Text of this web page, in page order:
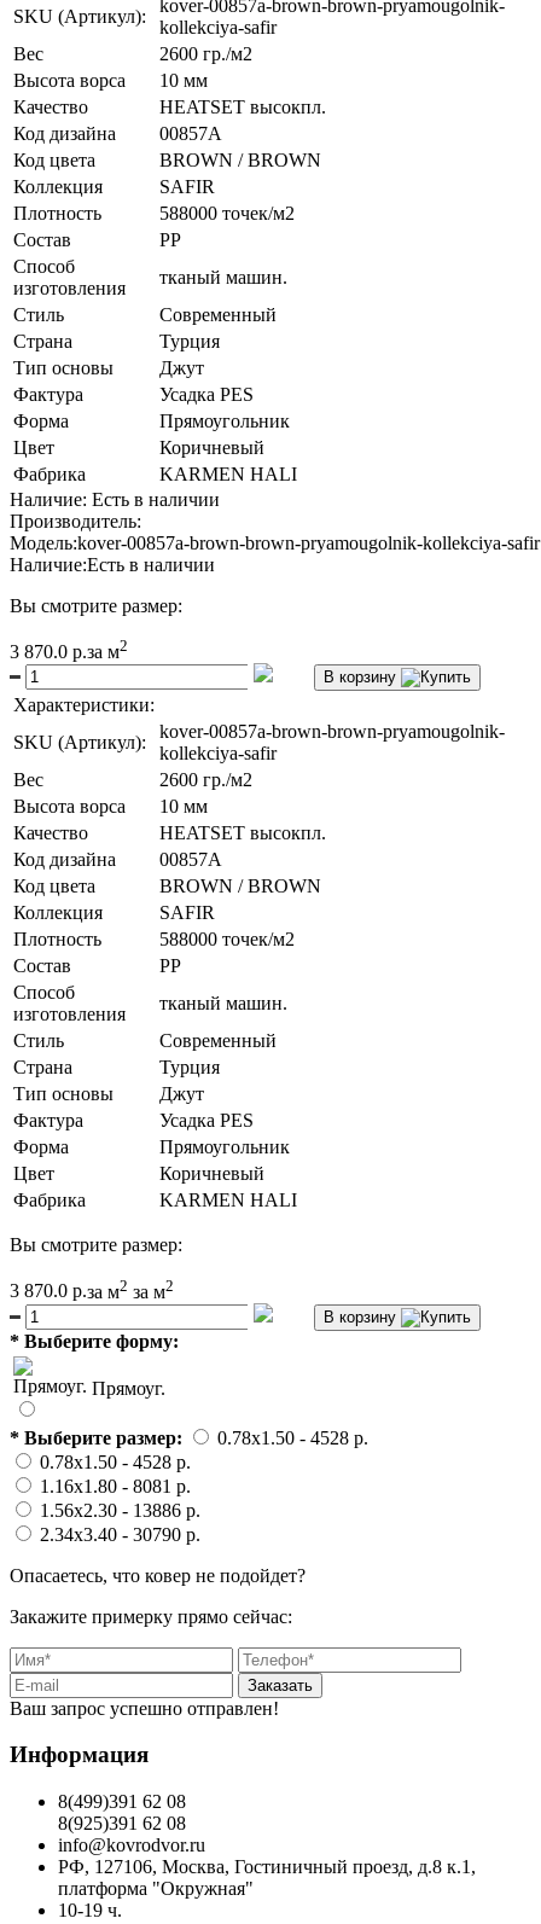
SKU (Артикул):
kover-00857a-brown-brown-pryamougolnik-
kollekciya-safir
Вес
2600 гр./м2
Высота ворса
10 мм
Качество
HEATSET высокпл.
Код дизайна
00857A
Код цвета
BROWN / BROWN
Коллекция
SAFIR
Плотность
588000 точек/м2
Состав
PP
Способ
изготовления
тканый машин.
Стиль
Современный
Страна
Турция
Тип основы
Джут
Фактура
Усадка PES
Форма
Прямоугольник
Цвет
Коричневый
Фабрика
KARMEN HALI
Наличие: Есть в наличии
Производитель:
Модель:kover-00857a-brown-brown-pryamougolnik-kollekciya-safir
Наличие:Есть в наличии
Вы смотрите размер:
3 870.0 р.за м2
В корзину
Характеристики:
SKU (Артикул):
kover-00857a-brown-brown-pryamougolnik-
kollekciya-safir
Вес
2600 гр./м2
Высота ворса
10 мм
Качество
HEATSET высокпл.
Код дизайна
00857A
Код цвета
BROWN / BROWN
Коллекция
SAFIR
Плотность
588000 точек/м2
Состав
PP
Способ
изготовления
тканый машин.
Стиль
Современный
Страна
Турция
Тип основы
Джут
Фактура
Усадка PES
Форма
Прямоугольник
Цвет
Коричневый
Фабрика
KARMEN HALI
Вы смотрите размер:
3 870.0 р.за м2 за м2
В корзину
* Выберите форму:
Прямоуг.
* Выберите размер: 0.78x1.50 - 4528 p.
0.78x1.50 - 4528 p.
1.16x1.80 - 8081 p.
1.56x2.30 - 13886 p.
2.34x3.40 - 30790 p.
Опасаетесь, что ковер не подойдет?
Закажите примерку прямо сейчас:
Заказать
Ваш запрос успешно отправлен!
Информация
8(499)391 62 08
8(925)391 62 08
info@kovrodvor.ru
РФ, 127106, Москва, Гостиничный проезд, д.8 к.1,
платформа "Окружная"
10-19 ч.